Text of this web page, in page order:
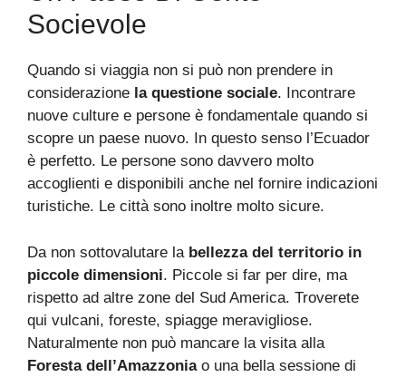
Socievole
Quando si viaggia non si può non prendere in
considerazione la questione sociale. Incontrare
nuove culture e persone è fondamentale quando si
scopre un paese nuovo. In questo senso l’Ecuador
è perfetto. Le persone sono davvero molto
accoglienti e disponibili anche nel fornire indicazioni
turistiche. Le città sono inoltre molto sicure.
Da non sottovalutare la bellezza del territorio in
piccole dimensioni. Piccole si far per dire, ma
rispetto ad altre zone del Sud America. Troverete
qui vulcani, foreste, spiagge meravigliose.
Naturalmente non può mancare la visita alla
Foresta dell’Amazzoniao una bella sessione di